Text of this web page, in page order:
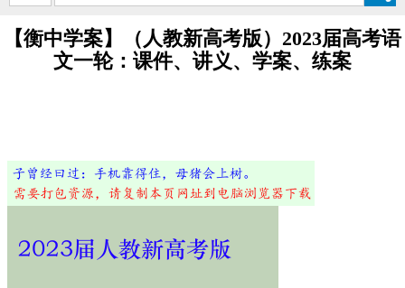
【衡中学案】（人教新高考版）2023届高考语
文一轮：课件、讲义、学案、练案